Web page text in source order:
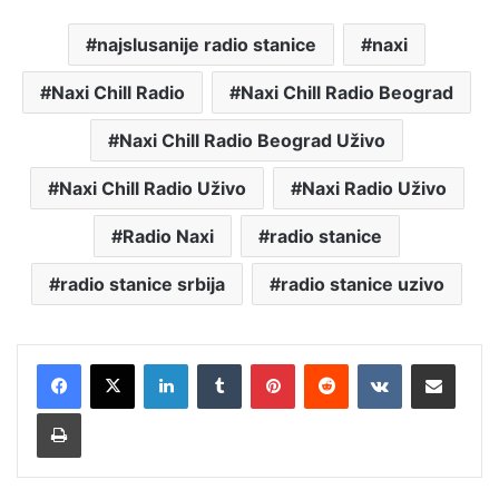
najslusanije radio stanice naxi
Naxi Chill Radio Naxi Chill Radio Beograd
Naxi Chill Radio Beograd Uživo
Naxi Chill Radio Uživo Naxi Radio Uživo
Radio Naxi radio stanice
radio stanice srbija radio stanice uzivo
LinkedInTumblr PinterestReddit VKontakteShare via Email
Print